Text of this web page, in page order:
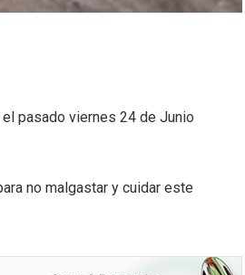
pasado viernes 24 de Junio
no malgastar y cuidar este